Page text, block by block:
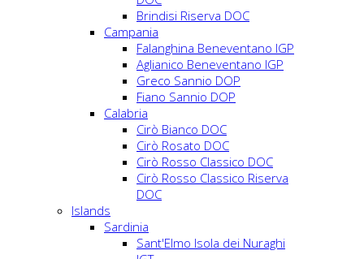
Brindisi Riserva DOC
Campania
Falanghina Beneventano IGP
Aglianico Beneventano IGP
Greco Sannio DOP
Fiano Sannio DOP
Calabria
Cirò Bianco DOC
Cirò Rosato DOC
Cirò Rosso Classico DOC
Cirò Rosso Classico Riserva
DOC
Islands
Sardinia
Sant'Elmo Isola dei Nuraghi